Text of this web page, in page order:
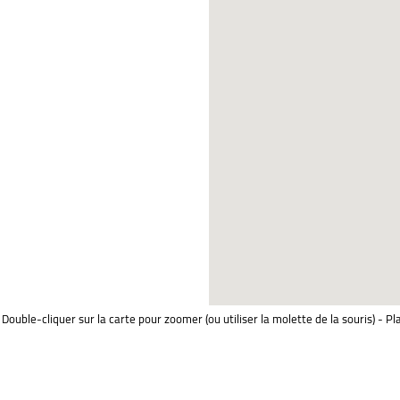
Double-cliquer sur la carte pour zoomer (ou utiliser la molette de la souris) -